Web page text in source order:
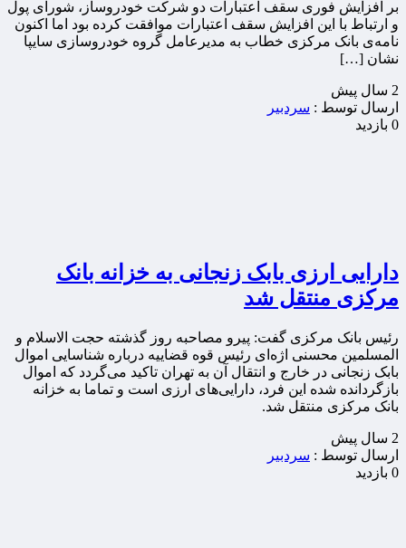
بر افزایش فوری سقف اعتبارات دو شرکت خودروساز، شورای پول
و ارتباط با این افزایش سقف اعتبارات موافقت کرده بود اما اکنون
نامه‌ی بانک مرکزی خطاب به مدیرعامل گروه خودروسازی سایپا
نشان […]
2 سال پيش
ارسال توسط : سردبیر
0 بازدید
دارایی ارزی بابک زنجانی به خزانه بانک
مرکزی منتقل شد
رئیس بانک مرکزی گفت: پیرو مصاحبه روز گذشته حجت الاسلام و
المسلمین محسنی اژه‌ای رئیس قوه قضاییه درباره شناسایی اموال
بابک زنجانی در خارج و انتقال آن به تهران تاکید می‌گردد که اموال
بازگردانده شده این فرد، دارایی‌های ارزی است و تماما به خزانه
بانک مرکزی منتقل شد.
2 سال پيش
ارسال توسط : سردبیر
0 بازدید